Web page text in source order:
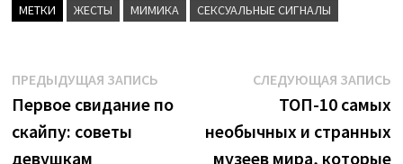
МЕТКИ ЖЕСТЫ МИМИКА СЕКСУАЛЬНЫЕ СИГНАЛЫ
Навигация
по
записям
ПРЕДЫДУЩАЯ ЗАПИСЬПредыдущая
запись:
Первое свидание по
скайпу: советы
девушкам
СЛЕДУЮЩАЯ ЗАПИСЬ
ТОП-10 самых
необычных и странных
музеев мира, которые